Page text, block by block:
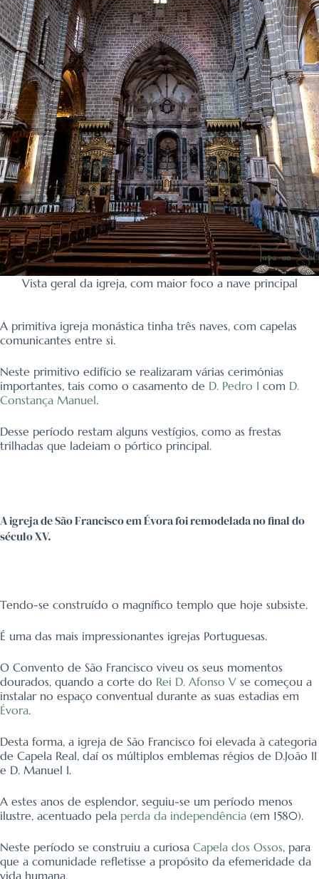
Vista geral da igreja, com maior foco a nave principal
A primitiva igreja monástica tinha três naves, com capelas
comunicantes entre si.
Neste primitivo edifício se realizaram várias cerimónias
importantes, tais como o casamento de D. Pedro I com D.
Constança Manuel.
Desse período restam alguns vestígios, como as frestas
trilhadas que ladeiam o pórtico principal.
A igreja de São Francisco em Évora foi remodelada no final do
século XV.
Tendo-se construído o magnífico templo que hoje subsiste.
É uma das mais impressionantes igrejas Portuguesas.
O Convento de São Francisco viveu os seus momentos
dourados, quando a corte do Rei D. Afonso V se começou a
instalar no espaço conventual durante as suas estadias em
Évora.
Desta forma, a igreja de São Francisco foi elevada à categoria
de Capela Real, daí os múltiplos emblemas régios de D.João II
e D. Manuel I.
A estes anos de esplendor, seguiu-se um período menos
ilustre, acentuado pela perda da independência (em 1580).
Neste período se construiu a curiosa Capela dos Ossos, para
que a comunidade refletisse a propósito da efemeridade da
vida humana.